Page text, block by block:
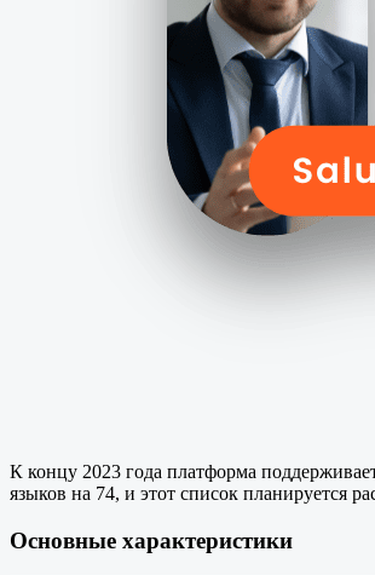
К концу 2023 года платформа
языков на 74, и этот список планируется
Основные характеристики